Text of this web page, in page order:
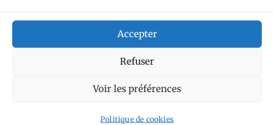
Accepter
Refuser
Voir les préférences
Politique de cookies
version du Tartuffe à la demande de Molière lui-
même, Louis XIV lui demande régulièrement
son opinion. Puis, la talentueuse Ninon
n’enquille pas que les savoirs. Elle hérite de la
surnommant « Notre Dame des Amours ». Elle